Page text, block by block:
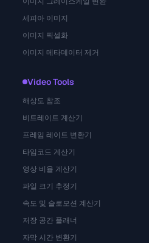
세피아 이미지
이미지 픽셀화
이미지 메타데이터 제거
Video Tools
해상도 참조
비트레이트 계산기
프레임 레이트 변환기
타임코드 계산기
영상 비율 계산기
파일 크기 추정기
속도 및 슬로모션 계산기
저장 공간 플래너
자막 시간 변환기